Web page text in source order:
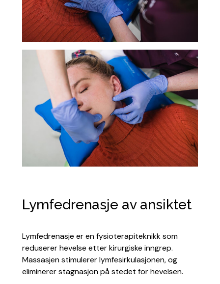
Lymfedrenasje av ansiktet
Lymfedrenasje er en fysioterapiteknikk som
reduserer hevelse etter kirurgiske inngrep.
Massasjen stimulerer lymfesirkulasjonen, og
eliminerer stagnasjon på stedet for hevelsen.